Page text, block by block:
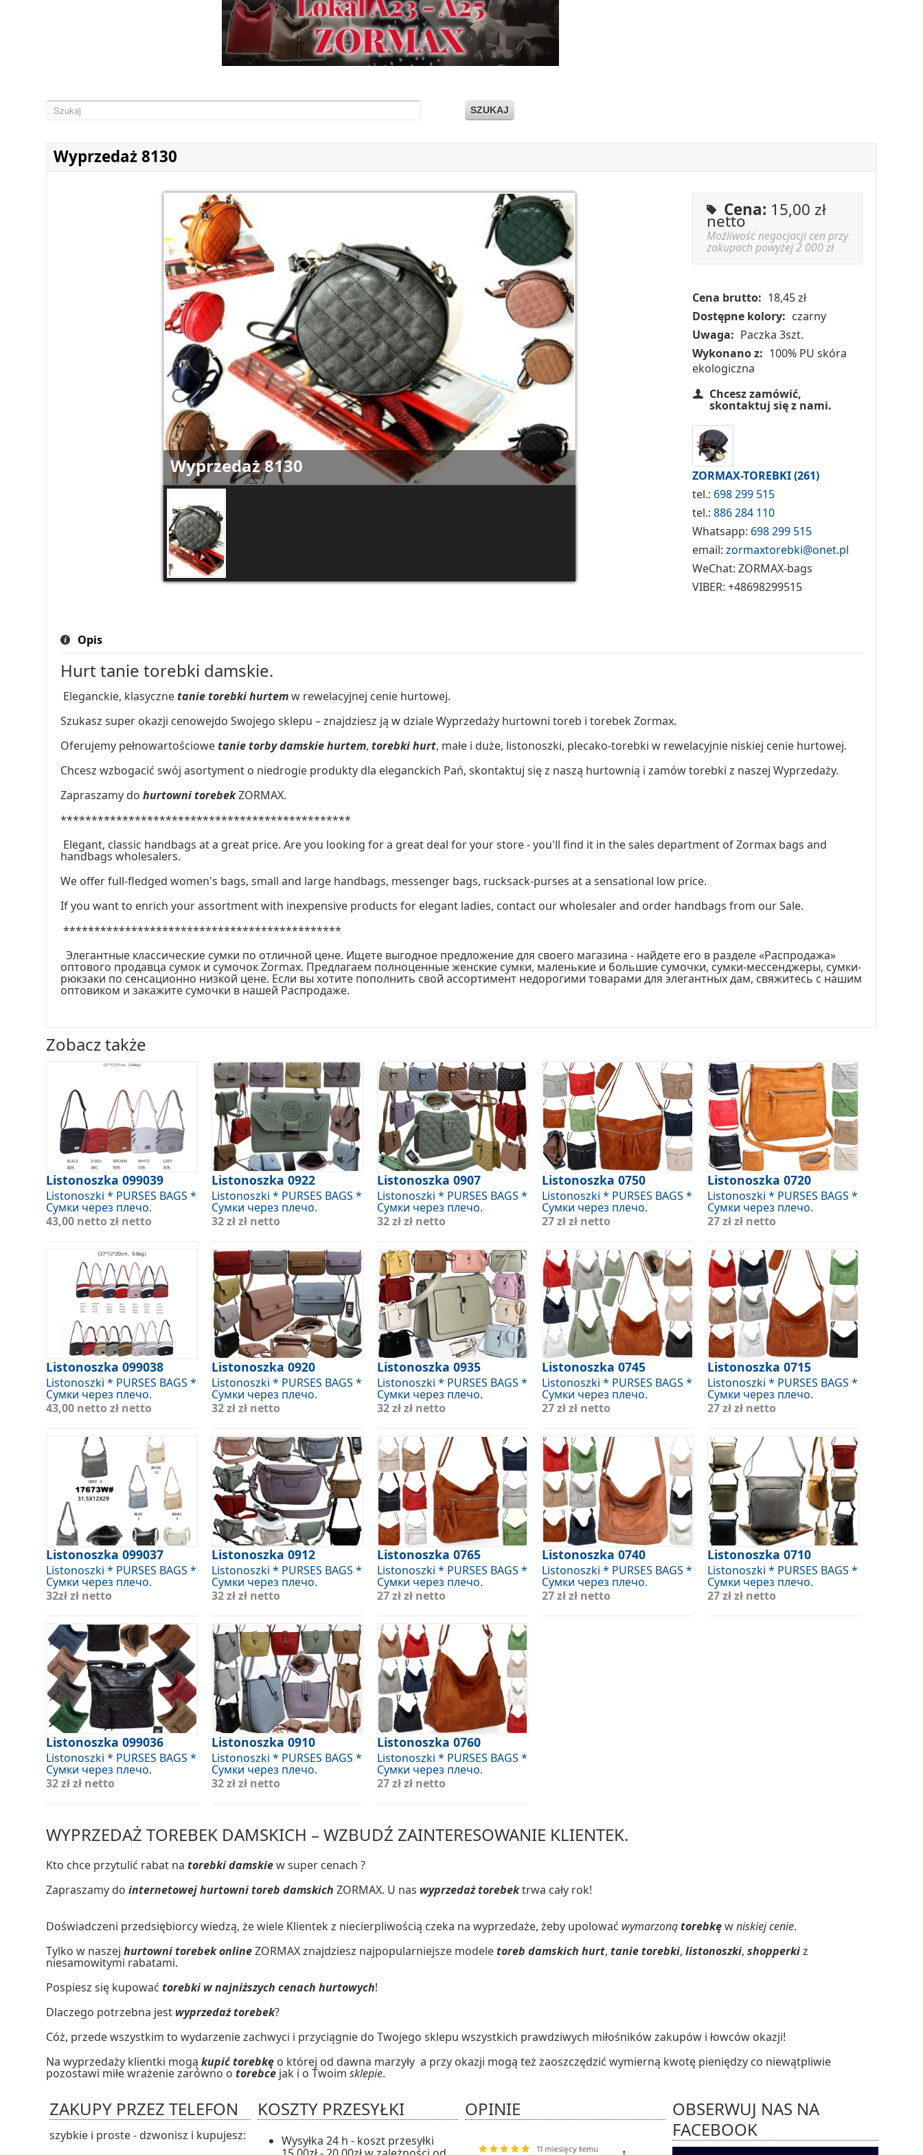
SZUKAJ
Wyprzedaż 8130
Wyprzedaż 8130
Cena: 15,00 zł
netto
Możliwość negocjacji cen przy
zakupach powyżej 2 000 zł
Cena brutto: 18,45 zł
Dostępne kolory: czarny
Uwaga: Paczka 3szt.
Wykonano z: 100% PU skóra
ekologiczna
Chcesz zamówić,
skontaktuj się z nami.
ZORMAX-TOREBKI(261)
tel.: 698 299 515
tel.: 886 284 110
Whatsapp: 698 299 515
email: zormaxtorebki@onet.pl
WeChat: ZORMAX-bags
VIBER: +48698299515
Opis
Hurt tanie torebki damskie.
Eleganckie, klasycznetanie torebki hurtemw rewelacyjnej cenie hurtowej.
Szukasz super okazji cenowejdo Swojego sklepu – znajdziesz ją w dziale Wyprzedaży hurtowni toreb i torebek Zormax.
Oferujemy pełnowartościowetanie torby damskie hurtem,torebki hurt, małe i duże, listonoszki, plecako-torebki w rewelacyjnie niskiej cenie hurtowej.
Chcesz wzbogacić swój asortyment o niedrogie produkty dla eleganckich Pań, skontaktuj się z naszą hurtownią i zamów torebki z naszej Wyprzedaży.
Zapraszamy dohurtowni torebekZORMAX.
***********************************************
Elegant, classic handbags at a great price. Are you looking for a great deal for your store - you'll find it in the sales department of Zormax bags and
handbags wholesalers.
We offer full-fledged women's bags, small and large handbags, messenger bags, rucksack-purses at a sensational low price.
If you want to enrich your assortment with inexpensive products for elegant ladies, contact our wholesaler and order handbags from our Sale.
*********************************************
Элегантные классические сумки по отличной цене. Ищете выгодное предложение для своего магазина - найдете его в разделе «Распродажа»
оптового продавца сумок и сумочок Zormax. Предлагаем полноценные женские сумки, маленькие и большие сумочки, сумки-мессенджеры, сумки-
рюкзаки по сенсационно низкой цене. Если вы хотите пополнить свой ассортимент недорогими товарами для элегантных дам, свяжитесь с нашим
оптовиком и закажите сумочки в нашей Распродаже.
Zobacz także
Listonoszka 099039
Listonoszki * PURSES BAGS *
Сумки через плечо.
43,00 nettozł netto
Listonoszka 099038
Listonoszki * PURSES BAGS *
Сумки через плечо.
43,00 nettozł netto
Listonoszka 099037
Listonoszki * PURSES BAGS *
Сумки через плечо.
32złzł netto
Listonoszka 099036
Listonoszki * PURSES BAGS *
Сумки через плечо.
32 złzł netto
Listonoszka 0922
Listonoszki * PURSES BAGS *
Сумки через плечо.
32 złzł netto
Listonoszka 0920
Listonoszki * PURSES BAGS *
Сумки через плечо.
32 złzł netto
Listonoszka 0912
Listonoszki * PURSES BAGS *
Сумки через плечо.
32 złzł netto
Listonoszka 0910
Listonoszki * PURSES BAGS *
Сумки через плечо.
32 złzł netto
Listonoszka 0907
Listonoszki * PURSES BAGS *
Сумки через плечо.
32 złzł netto
Listonoszka 0935
Listonoszki * PURSES BAGS *
Сумки через плечо.
32 złzł netto
Listonoszka 0765
Listonoszki * PURSES BAGS *
Сумки через плечо.
27 złzł netto
Listonoszka 0760
Listonoszki * PURSES BAGS *
Сумки через плечо.
27 złzł netto
Listonoszka 0750
Listonoszki * PURSES BAGS *
Сумки через плечо.
27 złzł netto
Listonoszka 0745
Listonoszki * PURSES BAGS *
Сумки через плечо.
27 złzł netto
Listonoszka 0740
Listonoszki * PURSES BAGS *
Сумки через плечо.
27 złzł netto
Listonoszka 0720
Listonoszki * PURSES BAGS *
Сумки через плечо.
27 złzł netto
Listonoszka 0715
Listonoszki * PURSES BAGS *
Сумки через плечо.
27 złzł netto
Listonoszka 0710
Listonoszki * PURSES BAGS *
Сумки через плечо.
27 złzł netto
WYPRZEDAŻ TOREBEK DAMSKICH – WZBUDŹ ZAINTERESOWANIE KLIENTEK.
Kto chce przytulić rabat natorebki damskiew super cenach ?
Zapraszamy dointernetowej hurtowni toreb damskich ZORMAX. U nas wyprzedaż torebektrwa cały rok!
Doświadczeni przedsiębiorcy wiedzą, że wiele Klientek z niecierpliwością czeka na wyprzedaże, żeby upolować wymarzonątorebkęwniskiej cenie.
Tylko w naszejhurtowni torebek onlineZORMAX znajdziesz najpopularniejsze modeletoreb damskich hurt,tanie torebki,listonoszki,shopperkiz
niesamowitymi rabatami.
Pospiesz się kupowaćtorebki w najniższych cenach hurtowych!
Dlaczego potrzebna jest wyprzedaż torebek?
Cóż, przede wszystkim to wydarzenie zachwyci i przyciągnie do Twojego sklepu wszystkich prawdziwych miłośników zakupów i łowców okazji!
Na wyprzedaży klientki mogąkupić torebkę o której od dawna marzyły a przy okazji mogą też zaoszczędzić wymierną kwotę pieniędzy co niewątpliwie
pozostawi miłe wrażenie zarówno otorebce jak i o Twoimsklepie.
ZAKUPY PRZEZ TELEFON
szybkie i proste - dzwonisz i kupujesz:
KOSZTY PRZESYŁKI
Wysyłka 24 h - koszt przesyłki
OPINIE
OBSERWUJ NAS NA
FACEBOOK